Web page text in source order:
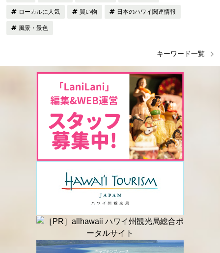
ローカルに人気 買い物 日本のハワイ関連情報
風景・景色
キーワード一覧